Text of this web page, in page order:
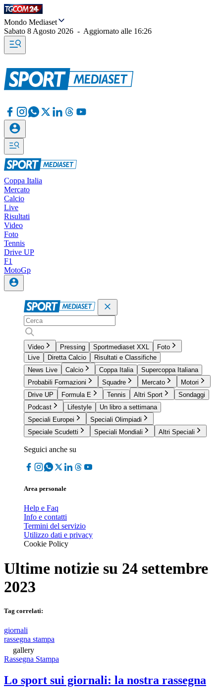
Mondo Mediaset
Sabato 8 Agosto 2026 - Aggiornato alle 16:26
Coppa Italia
Mercato
Calcio
Live
Risultati
Video
Foto
Tennis
Drive UP
F1
MotoGp
Video Pressing Sportmediaset XXL
Foto
Live
Diretta Calcio
Risultati e Classifiche
News Live
Calcio Coppa Italia
Supercoppa Italiana
Probabili Formazioni
Squadre Mercato
Motori
Drive UP
Formula E Tennis Altri Sport
Sondaggi
Podcast
Lifestyle
Un libro a settimana
Speciali Europei
Speciali Olimpiadi
Speciale Scudetti
Speciali Mondiali Altri Speciali
Seguici anche su
Area personale
Help e Faq
Info e contatti
Termini del servizio
Utilizzo dati e privacy
Cookie Policy
Ultime notizie su 24 settembre
2023
Tag correlati:
giornali
rassegna stampa
gallery
Rassegna Stampa
Lo sport sui giornali: la nostra rassegna